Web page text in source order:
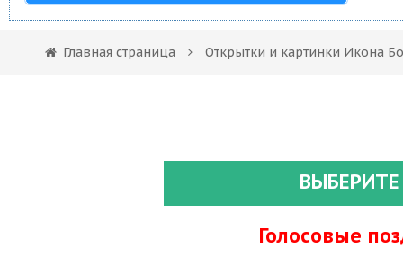
Главная страница Открытки и картинки Икона
Голосовые